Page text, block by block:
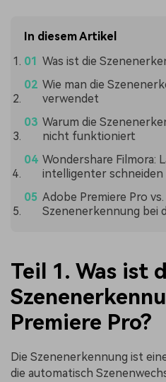
In diesem Artikel
Was ist die
Wie man die
verwendet
Warum die
nicht funktioniert
Wondershare Filmora:
intelligenter schneiden
Adobe Premiere Pro
Szenenerkennung bei
Teil 1. Was ist
Premiere Pro?
Die Szenenerkennung ist
die automatisch